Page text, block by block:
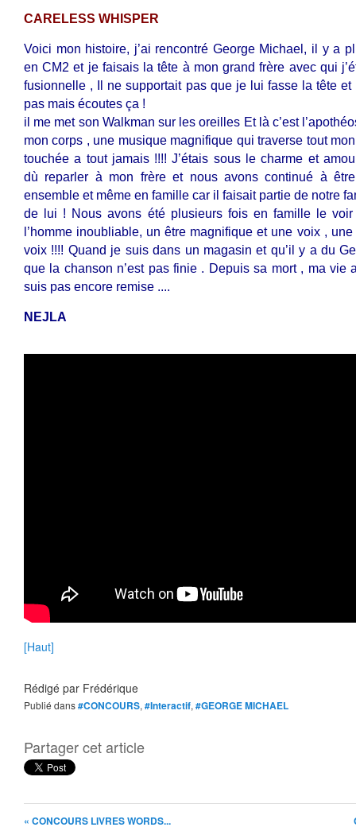
CARELESS WHISPER
Voici mon histoire, j’ai rencontré George Michael, il y a
en CM2 et je faisais la tête à mon grand frère avec qui
fusionnelle , Il ne supportait pas que je lui fasse la tête
pas mais écoutes ça !
il me met son Walkman sur les oreilles Et là c’est
mon corps , une musique magnifique qui traverse tout
touchée a tout jamais !!!! J’étais sous le charme et
dù reparler à mon frère et nous avons continué à
ensemble et même en famille car il faisait partie de notre
de lui ! Nous avons été plusieurs fois en famille le
l’homme inoubliable, un être magnifique et une voix ,
voix !!!! Quand je suis dans un magasin et qu’il y a du
que la chanson n’est pas finie . Depuis sa mort , ma vie
suis pas encore remise ....
NEJLA
[Haut]
Rédigé par Frédérique
Publié dans#CONCOURS, #Interactif, #GEORGE MICHAEL
Partager cet article
« CONCOURS LIVRES WORDS...